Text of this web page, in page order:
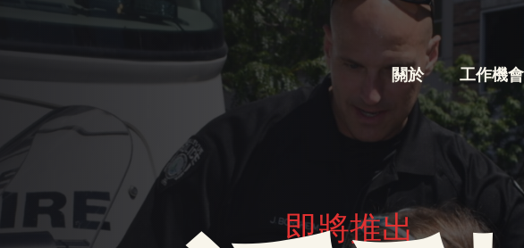
關於 工作機會
即將推出